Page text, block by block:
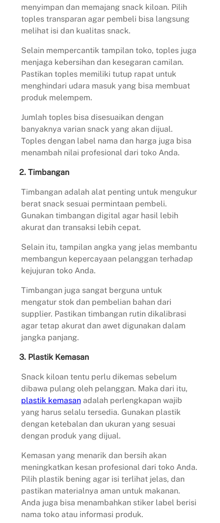
menyimpan dan memajang snack kiloan. Pilih
toples transparan agar pembeli bisa langsung
melihat isi dan kualitas snack.
Selain mempercantik tampilan toko, toples juga
menjaga kebersihan dan kesegaran camilan.
Pastikan toples memiliki tutup rapat untuk
menghindari udara masuk yang bisa membuat
produk melempem.
Jumlah toples bisa disesuaikan dengan
banyaknya varian snack yang akan dijual.
Toples dengan label nama dan harga juga bisa
menambah nilai profesional dari toko Anda.
2.Timbangan
Timbangan adalah alat penting untuk mengukur
berat snack sesuai permintaan pembeli.
Gunakan timbangan digital agar hasil lebih
akurat dan transaksi lebih cepat.
Selain itu, tampilan angka yang jelas membantu
membangun kepercayaan pelanggan terhadap
kejujuran toko Anda.
Timbangan juga sangat berguna untuk
mengatur stok dan pembelian bahan dari
supplier. Pastikan timbangan rutin dikalibrasi
agar tetap akurat dan awet digunakan dalam
jangka panjang.
3. Plastik Kemasan
Snack kiloan tentu perlu dikemas sebelum
dibawa pulang oleh pelanggan. Maka dari itu,
plastik kemasanadalah perlengkapan wajib
yang harus selalu tersedia. Gunakan plastik
dengan ketebalan dan ukuran yang sesuai
dengan produk yang dijual.
Kemasan yang menarik dan bersih akan
meningkatkan kesan profesional dari toko Anda.
Pilih plastik bening agar isi terlihat jelas, dan
pastikan materialnya aman untuk makanan.
Anda juga bisa menambahkan stiker label berisi
nama toko atau informasi produk.